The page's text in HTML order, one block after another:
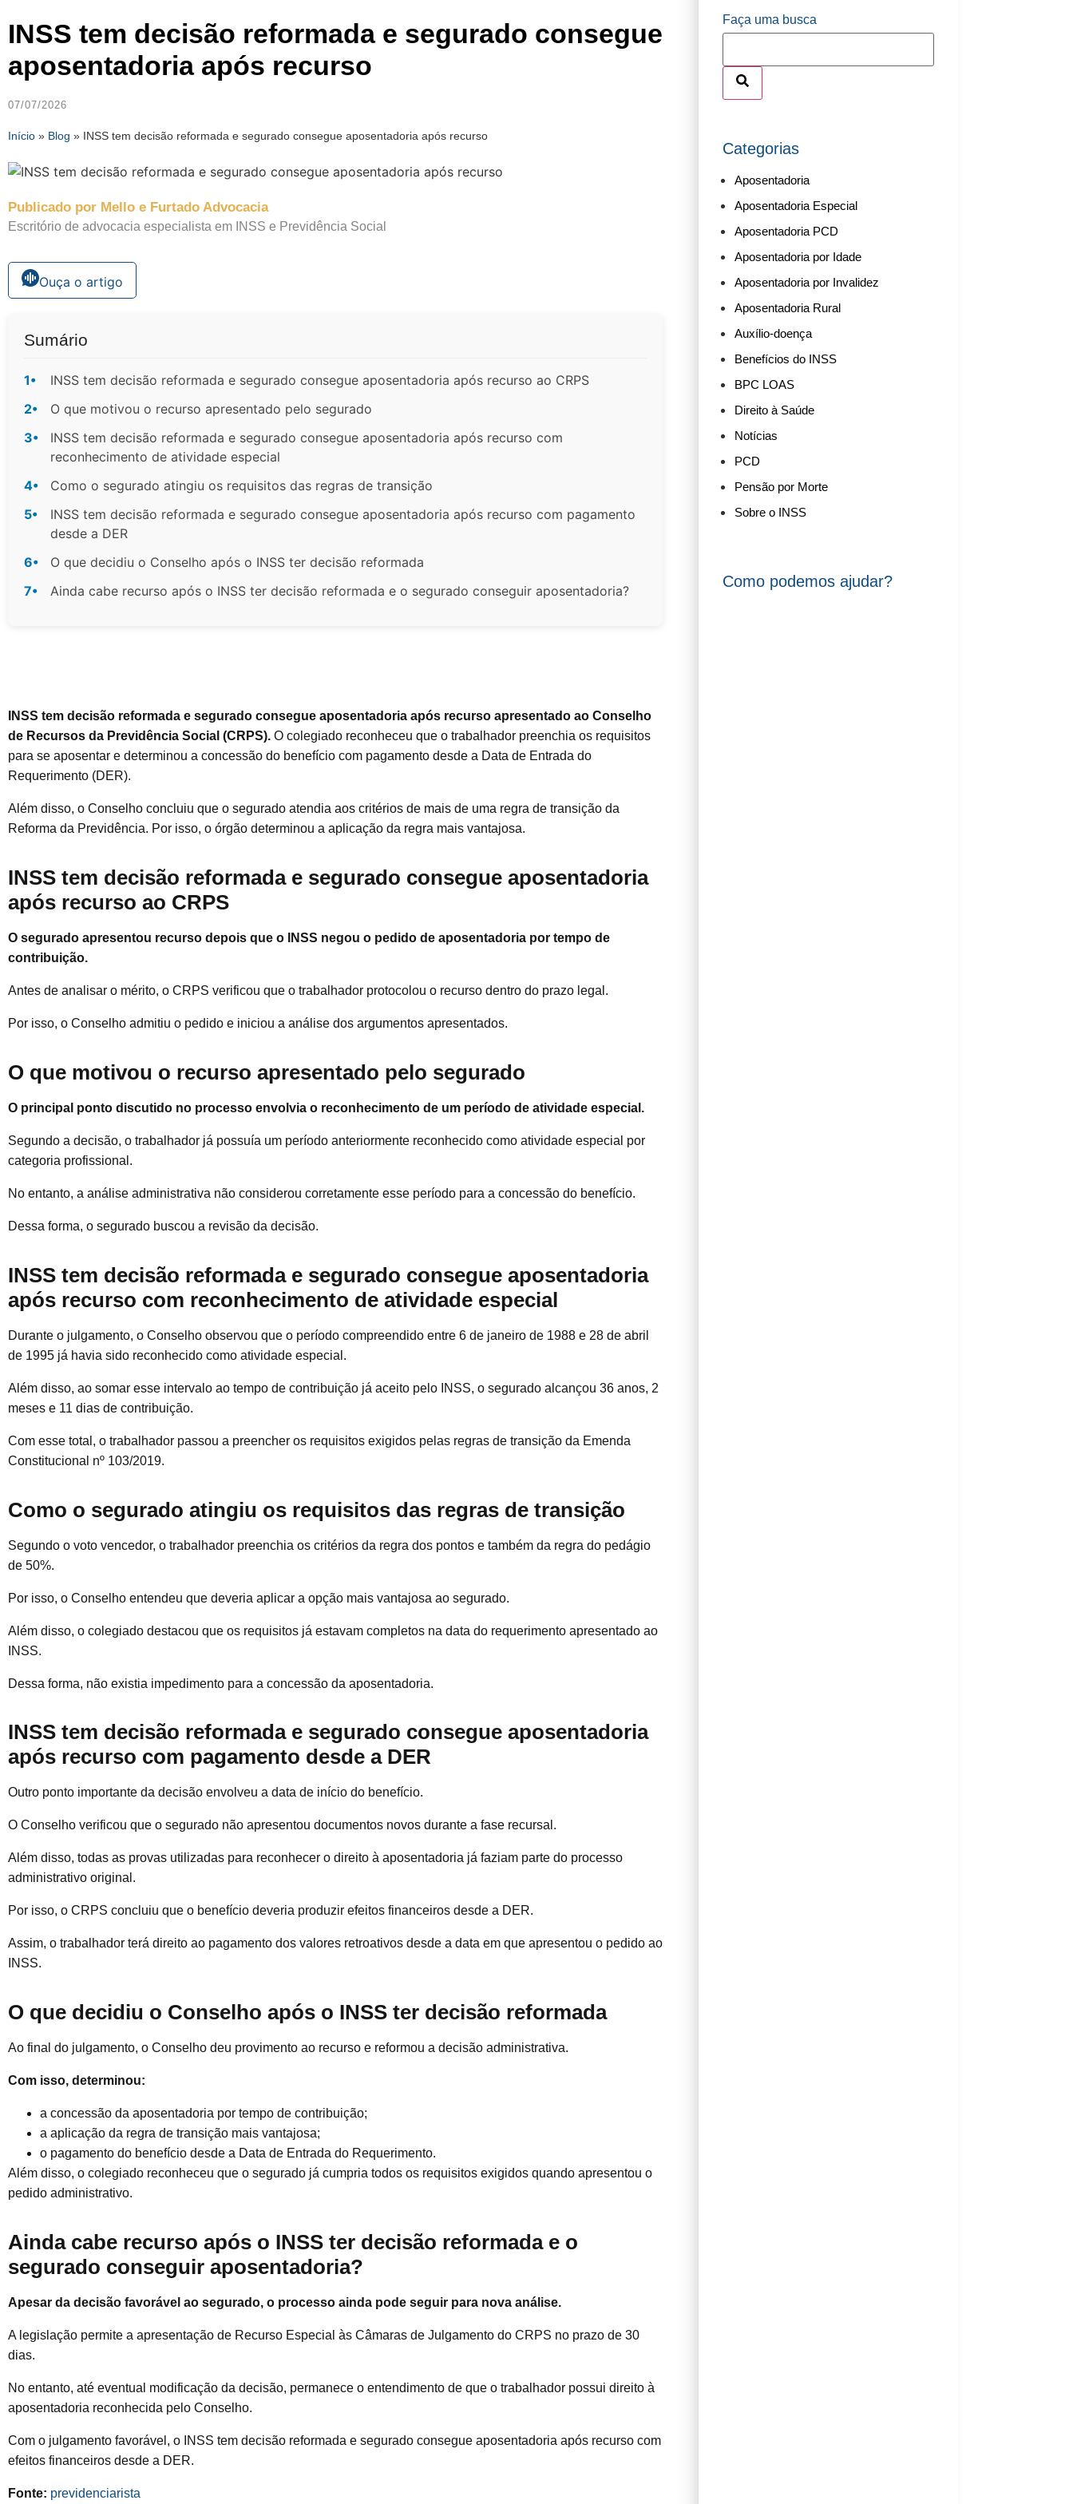
INSS tem decisão reformada e segurado consegue
aposentadoria após recurso
07/07/2026
Início » Blog » INSS tem decisão reformada e segurado consegue aposentadoria após recurso
Publicado por Mello e Furtado Advocacia
Escritório de advocacia especialista em INSS e Previdência Social
Ouça o artigo
Sumário
1•
INSS tem decisão reformada e segurado consegue aposentadoria após recurso ao CRPS
2•
O que motivou o recurso apresentado pelo segurado
3•
INSS tem decisão reformada e segurado consegue aposentadoria após recurso com
reconhecimento de atividade especial
4•
Como o segurado atingiu os requisitos das regras de transição
5•
INSS tem decisão reformada e segurado consegue aposentadoria após recurso com pagamento
desde a DER
6•
O que decidiu o Conselho após o INSS ter decisão reformada
7•
Ainda cabe recurso após o INSS ter decisão reformada e o segurado conseguir aposentadoria?
INSS tem decisão reformada e segurado consegue aposentadoria após recurso apresentado ao Conselho
de Recursos da Previdência Social (CRPS). O colegiado reconheceu que o trabalhador preenchia os requisitos
para se aposentar e determinou a concessão do benefício com pagamento desde a Data de Entrada do
Requerimento (DER).
Além disso, o Conselho concluiu que o segurado atendia aos critérios de mais de uma regra de transição da
Reforma da Previdência. Por isso, o órgão determinou a aplicação da regra mais vantajosa.
INSS tem decisão reformada e segurado consegue aposentadoria
após recurso ao CRPS
O segurado apresentou recurso depois que o INSS negou o pedido de aposentadoria por tempo de
contribuição.
Antes de analisar o mérito, o CRPS verificou que o trabalhador protocolou o recurso dentro do prazo legal.
Por isso, o Conselho admitiu o pedido e iniciou a análise dos argumentos apresentados.
O que motivou o recurso apresentado pelo segurado
O principal ponto discutido no processo envolvia o reconhecimento de um período de atividade especial.
Segundo a decisão, o trabalhador já possuía um período anteriormente reconhecido como atividade especial por
categoria profissional.
No entanto, a análise administrativa não considerou corretamente esse período para a concessão do benefício.
Dessa forma, o segurado buscou a revisão da decisão.
INSS tem decisão reformada e segurado consegue aposentadoria
após recurso com reconhecimento de atividade especial
Durante o julgamento, o Conselho observou que o período compreendido entre 6 de janeiro de 1988 e 28 de abril
de 1995 já havia sido reconhecido como atividade especial.
Além disso, ao somar esse intervalo ao tempo de contribuição já aceito pelo INSS, o segurado alcançou 36 anos, 2
meses e 11 dias de contribuição.
Com esse total, o trabalhador passou a preencher os requisitos exigidos pelas regras de transição da Emenda
Constitucional nº 103/2019.
Como o segurado atingiu os requisitos das regras de transição
Segundo o voto vencedor, o trabalhador preenchia os critérios da regra dos pontos e também da regra do pedágio
de 50%.
Por isso, o Conselho entendeu que deveria aplicar a opção mais vantajosa ao segurado.
Além disso, o colegiado destacou que os requisitos já estavam completos na data do requerimento apresentado ao
INSS.
Dessa forma, não existia impedimento para a concessão da aposentadoria.
INSS tem decisão reformada e segurado consegue aposentadoria
após recurso com pagamento desde a DER
Outro ponto importante da decisão envolveu a data de início do benefício.
O Conselho verificou que o segurado não apresentou documentos novos durante a fase recursal.
Além disso, todas as provas utilizadas para reconhecer o direito à aposentadoria já faziam parte do processo
administrativo original.
Por isso, o CRPS concluiu que o benefício deveria produzir efeitos financeiros desde a DER.
Assim, o trabalhador terá direito ao pagamento dos valores retroativos desde a data em que apresentou o pedido ao
INSS.
O que decidiu o Conselho após o INSS ter decisão reformada
Ao final do julgamento, o Conselho deu provimento ao recurso e reformou a decisão administrativa.
Com isso, determinou:
a concessão da aposentadoria por tempo de contribuição;
a aplicação da regra de transição mais vantajosa;
o pagamento do benefício desde a Data de Entrada do Requerimento.
Além disso, o colegiado reconheceu que o segurado já cumpria todos os requisitos exigidos quando apresentou o
pedido administrativo.
Ainda cabe recurso após o INSS ter decisão reformada e o
segurado conseguir aposentadoria?
Apesar da decisão favorável ao segurado, o processo ainda pode seguir para nova análise.
A legislação permite a apresentação de Recurso Especial às Câmaras de Julgamento do CRPS no prazo de 30
dias.
No entanto, até eventual modificação da decisão, permanece o entendimento de que o trabalhador possui direito à
aposentadoria reconhecida pelo Conselho.
Com o julgamento favorável, o INSS tem decisão reformada e segurado consegue aposentadoria após recurso com
efeitos financeiros desde a DER.
Fonte: previdenciarista
Faça uma busca
Categorias
Aposentadoria
Aposentadoria Especial
Aposentadoria PCD
Aposentadoria por Idade
Aposentadoria por Invalidez
Aposentadoria Rural
Auxílio-doença
Benefícios do INSS
BPC LOAS
Direito à Saúde
Notícias
PCD
Pensão por Morte
Sobre o INSS
Como podemos ajudar?